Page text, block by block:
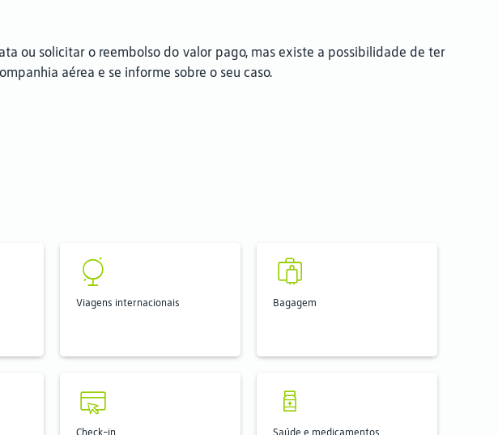
ou solicitar o reembolso do valor pago, mas existe a possibilidade de ter
aérea e se informe sobre o seu caso.
Viagens internacionais Bagagem
Check-in Saúde e medicamentos